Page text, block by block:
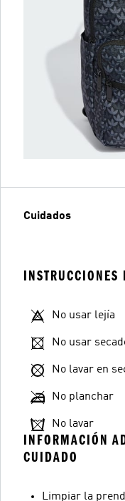
Cuidados
INSTRUCCIONES
No usar lejía
No usar
No lavar en
No planchar
No lavar
INFORMACIÓN
CUIDADO
Limpiar la